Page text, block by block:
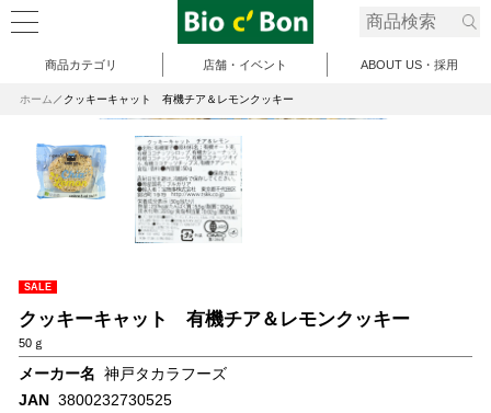
商品カテゴリ 店舗・イベント ABOUT US・採用
ホーム クッキーキャット 有機チア＆レモンクッキー
SALE
クッキーキャット 有機チア＆レモンクッキー
50ｇ
メーカー名 神戸タカラフーズ
JAN 3800232730525